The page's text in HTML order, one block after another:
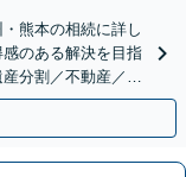
熊本の相続に詳し
のある解決を目指
分割／不動産／遺
個室】